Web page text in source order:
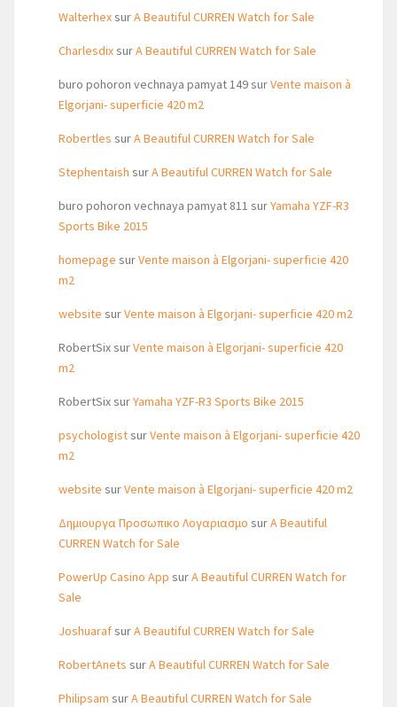
WalterhexsurA Beautiful CURREN Watch for Sale
CharlesdixsurA Beautiful CURREN Watch for Sale
buro pohoron vechnaya pamyat 149surVente maison à
Elgorjani- superficie 420 m2
Robertles surA Beautiful CURREN Watch for Sale
Stephentaish surA Beautiful CURREN Watch for Sale
buro pohoron vechnaya pamyat 811 surYamaha YZF-R3
Sports Bike 2015
homepage surVente maison à Elgorjani- superficie 420
m2
website surVente maison à Elgorjani- superficie 420 m2
RobertSixsurVente maison à Elgorjani- superficie 420
m2
RobertSixsurYamaha YZF-R3 Sports Bike 2015
psychologistsurVente maison à Elgorjani- superficie 420
m2
website surVente maison à Elgorjani- superficie 420 m2
Δημιουργα Προσωπικο Λογαριασμο surA Beautiful
CURREN Watch for Sale
PowerUp Casino App surA Beautiful CURREN Watch for
Sale
JoshuarafsurA Beautiful CURREN Watch for Sale
RobertAnets surA Beautiful CURREN Watch for Sale
Philipsam surA Beautiful CURREN Watch for Sale